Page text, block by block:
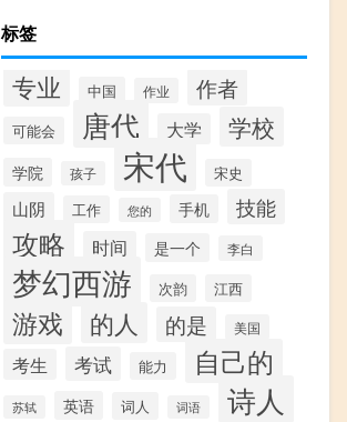
标签
专业 中国 作业 作者
可能会 唐代 大学 学校
学院 孩子 宋代 宋史
山阴 工作 您的 手机 技能
攻略 时间 是一个 李白
梦幻西游 次韵 江西
游戏 的人 的是 美国
考生 考试 能力 自己的
苏轼 英语 词人 词语 诗人